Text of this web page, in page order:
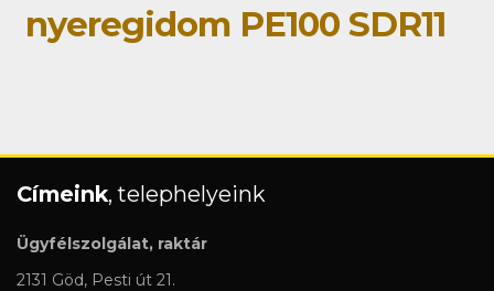
nyeregidom PE100 SDR11
Címeink, telephelyeink
Ügyfélszolgálat, raktár
2131 Göd, Pesti út 21.